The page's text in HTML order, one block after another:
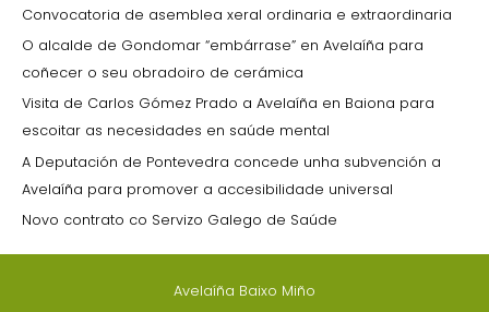
Convocatoria de asemblea xeral ordinaria e extraordinaria
O alcalde de Gondomar “embárrase” en Avelaíña para
coñecer o seu obradoiro de cerámica
Visita de Carlos Gómez Prado a Avelaíña en Baiona para
escoitar as necesidades en saúde mental
A Deputación de Pontevedra concede unha subvención a
Avelaíña para promover a accesibilidade universal
Novo contrato co Servizo Galego de Saúde
Avelaíña Baixo Miño